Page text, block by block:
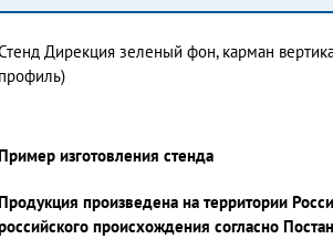
Дирекция зеленый фон, карман
профиль)
изготовления стенда
произведена на территории
происхождения согласно